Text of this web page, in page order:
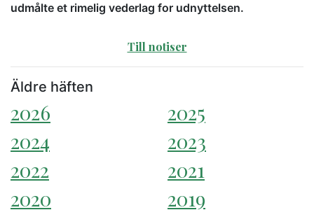
udmålte et rimelig vederlag for udnyttelsen.
Till notiser
Äldre häften
2026
2025
2024
2023
2022
2021
2020
2019